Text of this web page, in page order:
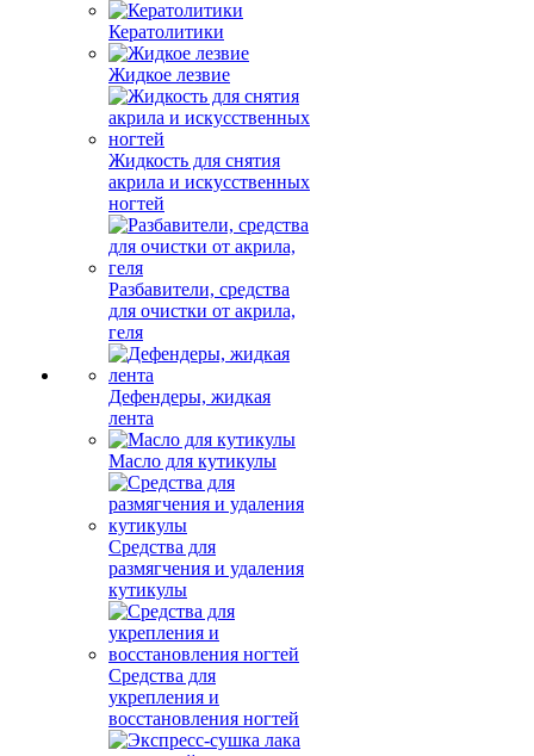
Кератолитики
Жидкое лезвие
Жидкость для снятия
акрила и искусственных
ногтей
Разбавители, средства
для очистки от акрила,
геля
Дефендеры, жидкая
лента
Масло для кутикулы
Средства для
размягчения и удаления
кутикулы
Средства для
укрепления и
восстановления ногтей